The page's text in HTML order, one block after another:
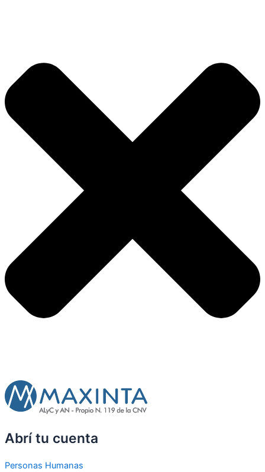
Abrí tu cuenta
Personas Humanas